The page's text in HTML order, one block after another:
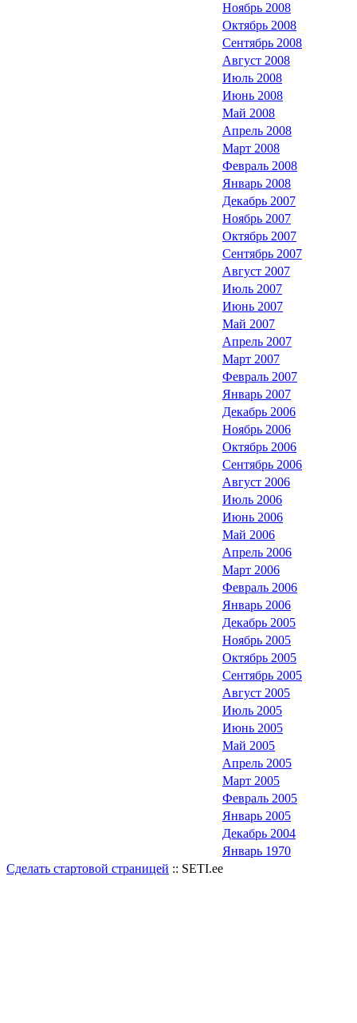
Ноябрь 2008
Октябрь 2008
Сентябрь 2008
Август 2008
Июль 2008
Июнь 2008
Май 2008
Апрель 2008
Март 2008
Февраль 2008
Январь 2008
Декабрь 2007
Ноябрь 2007
Октябрь 2007
Сентябрь 2007
Август 2007
Июль 2007
Июнь 2007
Май 2007
Апрель 2007
Март 2007
Февраль 2007
Январь 2007
Декабрь 2006
Ноябрь 2006
Октябрь 2006
Сентябрь 2006
Август 2006
Июль 2006
Июнь 2006
Май 2006
Апрель 2006
Март 2006
Февраль 2006
Январь 2006
Декабрь 2005
Ноябрь 2005
Октябрь 2005
Сентябрь 2005
Август 2005
Июль 2005
Июнь 2005
Май 2005
Апрель 2005
Март 2005
Февраль 2005
Январь 2005
Декабрь 2004
Январь 1970
Сделать стартовой страницей :: SETI.ee